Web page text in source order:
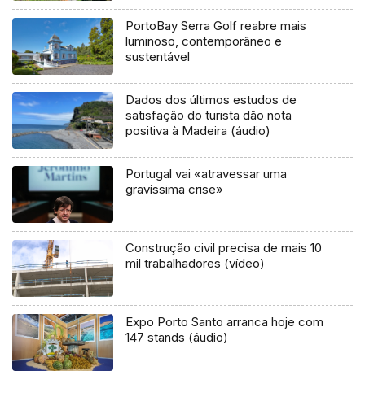
PortoBay Serra Golf reabre mais
luminoso, contemporâneo e
sustentável
Dados dos últimos estudos de
satisfação do turista dão nota
positiva à Madeira (áudio)
Portugal vai «atravessar uma
gravíssima crise»
Construção civil precisa de mais 10
mil trabalhadores (vídeo)
Expo Porto Santo arranca hoje com
147 stands (áudio)